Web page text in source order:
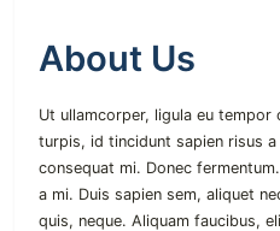
About Us
Ut ullamcorper, ligula eu tempor
turpis, id tincidunt sapien risus
consequat mi. Donec
a mi. Duis sapien sem, aliquet
quis, neque. Aliquam faucibus,